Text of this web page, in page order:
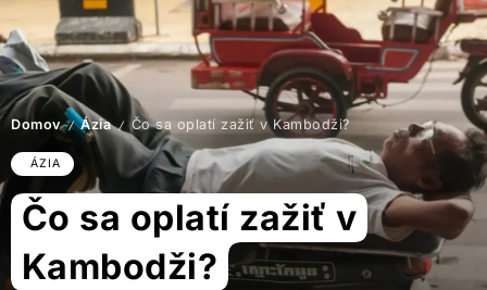
Domov / Ázia / Čo sa oplatí zažiť v Kambodži?
ÁZIA
Čo sa oplatí zažiť v
Kambodži?